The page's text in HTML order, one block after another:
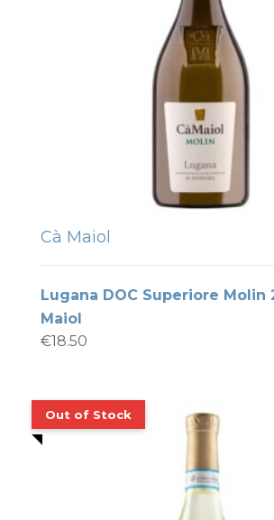
Cà Maiol
Lugana DOC Superiore Molin
Maiol
€18.50